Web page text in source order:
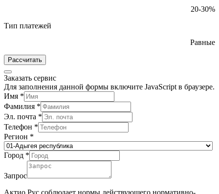
20-30%
Тип платежей
Равные
Рассчитать
Заказать сервис
Для заполнения данной формы включите JavaScript в браузере.
Имя *
Фамилия *
Эл. почта *
Телефон *
Регион *
Город *
Запрос